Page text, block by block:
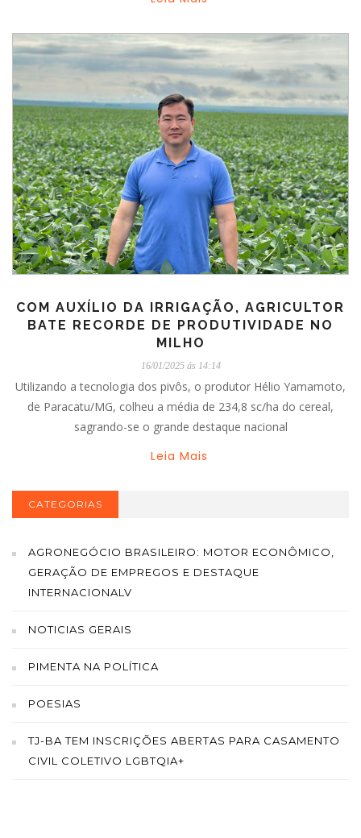
COM AUXÍLIO DA IRRIGAÇÃO, AGRICULTOR
BATE RECORDE DE PRODUTIVIDADE NO
MILHO
16/01/2025 ás 14:14
Utilizando a tecnologia dos pivôs, o produtor Hélio Yamamoto,
de Paracatu/MG, colheu a média de 234,8 sc/ha do cereal,
sagrando-se o grande destaque nacional
Leia Mais
CATEGORIAS
AGRONEGÓCIO BRASILEIRO: MOTOR ECONÔMICO,
GERAÇÃO DE EMPREGOS E DESTAQUE
INTERNACIONALV
NOTICIAS GERAIS
PIMENTA NA POLÍTICA
POESIAS
TJ-BA TEM INSCRIÇÕES ABERTAS PARA CASAMENTO
CIVIL COLETIVO LGBTQIA+